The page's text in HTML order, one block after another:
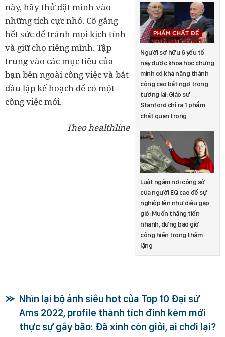
Người sở hữu 6 yếu tố
này được khoa học chứng
minh có khả năng thành
công cao bất ngờ trong
tương lai: Giáo sư
Stanford chỉ ra 1 phẩm
chất quan trọng
Luật ngầm nơi công sở
của người EQ cao để sự
nghiệp lên như diều gặp
gió: Muốn thăng tiến
nhanh, đừng bao giờ
cống hiến trong thầm
lặng
này, hãy thử đặt mình vào
những tích cực nhỏ. Cố gắng
hết sức để tránh mọi kịch tính
và giữ cho riêng mình. Tập
trung vào các mục tiêu của
bạn bên ngoài công việc và bắt
đầu lập kế hoạch để có một
công việc mới.
Theo healthline
Nhìn lại bộ ảnh siêu hot của Top 10 Đại sứ
Ams 2022, profile thành tích đính kèm mới
thực sự gây bão: Đã xinh còn giỏi, ai chơi lại?